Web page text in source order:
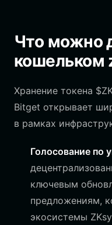
Что можно
кошельком
Хранение токена
Bitget открывает
в рамках
Голосование по
ключевым
предложениям,
экосистемы